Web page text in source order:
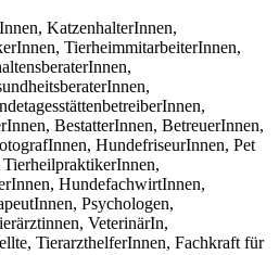
KatzenhalterInnen,
TierheimmitarbeiterInnen,
BestatterInnen, BetreuerInnen,
HundefriseurInnen, Pet
HundefachwirtInnen,
Psychologen,
VeterinärIn,
TierarzthelferInnen, Fachkraft für